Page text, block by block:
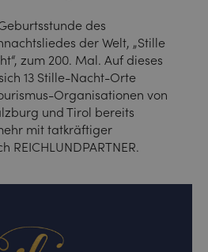
des
der Welt, „Stille
zum 200. Mal. Auf dieses
13 Stille-Nacht-Orte
Organisationen von
und Tirol bereits
mit tatkräftiger
REICHLUNDPARTNER.